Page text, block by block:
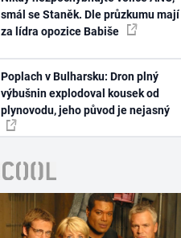
smál se Staněk. Dle průzkumu mají
za lídra opozice Babiše
Poplach v Bulharsku: Dron plný
výbušnin explodoval kousek od
plynovodu, jeho původ je nejasný